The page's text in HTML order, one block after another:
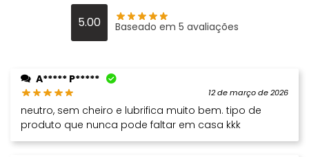
5.00 Baseado em 5 avaliações
A***** P*****
12 de março de 2026
neutro, sem cheiro e lubrifica muito bem. tipo de
produto que nunca pode faltar em casa kkk